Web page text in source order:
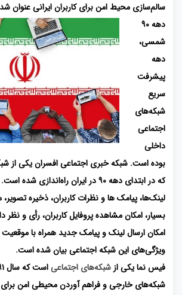
سالم‌سازی محیط امن برای کاربران ایرانی عنوان
دهه ۹۰
شمسی،
دهه
پیشرفت
سریع
شبکه‌های
اجتماعی
داخلی
بوده است. شبکه خبری اجتماعی افسران یکی از
که در ابتدای دهه ۹۰ در ایران راه‌اندازی
لینک‌ها، پیامک ها و نظرات کاربران، ذخیره
بسیار، امکان مشاهده پروفایل کاربران، رأی و نظر
امکان ارسال لینک و پیامک جدید همراه با موقعیت
ویژگی‌های این شبکه اجتماعی بیان شده است.
فیس نما یکی از شبکه‌های اجتماعی
شبکه‌های خارجی و فراهم آوردن محیطی امن